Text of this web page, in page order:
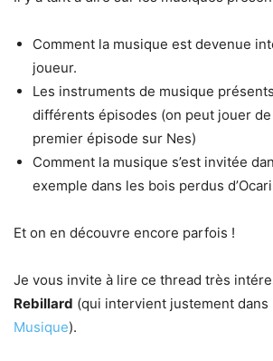
Comment la musique est devenue
joueur.
Les instruments de musique
différents épisodes (on peut jouer
premier épisode sur Nes)
Comment la musique s’est invitée
exemple dans les bois perdus
Et on en découvre encore parfois !
Je vous invite à lire ce thread très
Rebillard (qui intervient justement dans
Musique).